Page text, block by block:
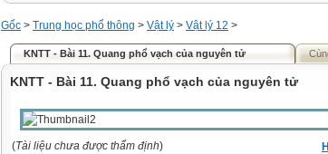
Gốc > Trung học phổ thông > Vật lý > Vật lý 12 >
KNTT - Bài 11. Quang phổ vạch của nguyên tử
KNTT - Bài 11. Quang phổ vạch của nguyên tử
(Tài liệu chưa được thẩm định)